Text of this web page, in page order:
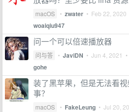
macOS • zwater • Feb 22, 2020
woaiqiu947
问一个可以倍速播放器
问与答 • JaviDN • Jun 4, 2021
gohe
装了黑苹果，但是无法看
事？
macOS • FakeLeung • Jul 20,